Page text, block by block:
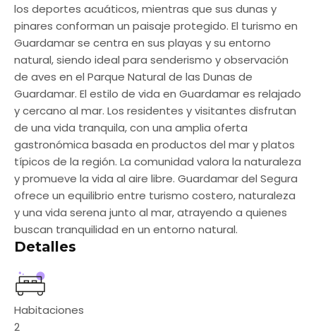
los deportes acuáticos, mientras que sus dunas y
pinares conforman un paisaje protegido. El turismo en
Guardamar se centra en sus playas y su entorno
natural, siendo ideal para senderismo y observación
de aves en el Parque Natural de las Dunas de
Guardamar. El estilo de vida en Guardamar es relajado
y cercano al mar. Los residentes y visitantes disfrutan
de una vida tranquila, con una amplia oferta
gastronómica basada en productos del mar y platos
típicos de la región. La comunidad valora la naturaleza
y promueve la vida al aire libre. Guardamar del Segura
ofrece un equilibrio entre turismo costero, naturaleza
y una vida serena junto al mar, atrayendo a quienes
buscan tranquilidad en un entorno natural.
Detalles
Habitaciones
2